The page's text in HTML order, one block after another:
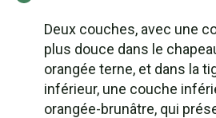
Deux couches, avec une
plus douce dans le
orangée terne, et dans la
inférieur, une couche
orangée-brunâtre, qui